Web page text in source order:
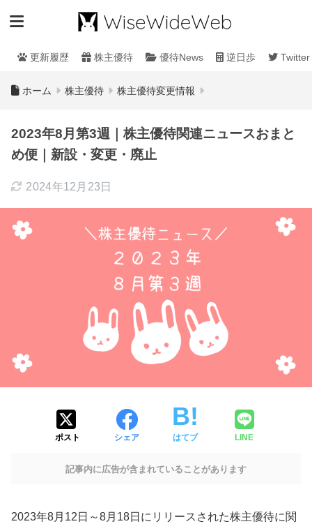
更新履歴 株主優待 優待News 逆日歩 Twitter
ホーム 株主優待 株主優待変更情報
2023年8月第3週｜株主優待関連ニュースおまと
め便｜新設・変更・廃止
2024年12月23日
ポスト シェア はてブ LINE
記事内に広告が含まれていることがあります
2023年8月12日～8月18日にリリースされた株主優待に関